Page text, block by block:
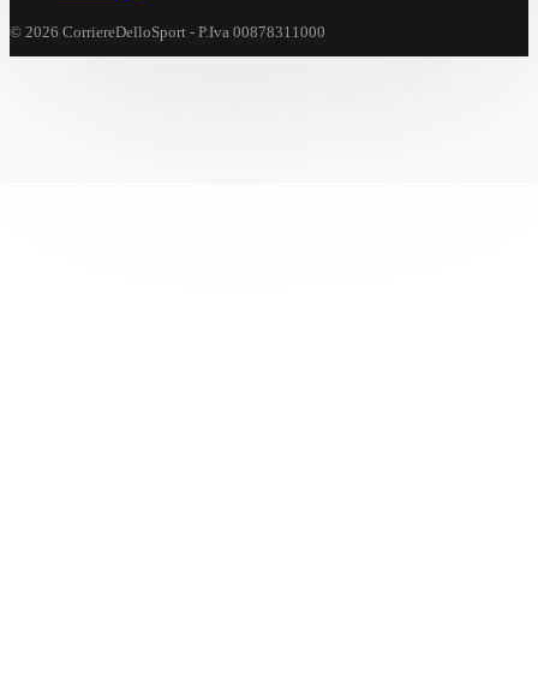
© 2026 CorriereDelloSport - P.Iva 00878311000